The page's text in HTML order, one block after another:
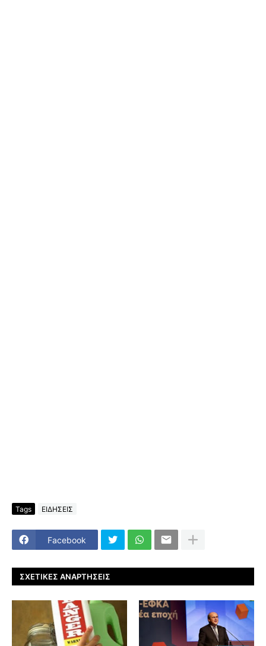
Tags ΕΙΔΗΣΕΙΣ
Facebook
ΣΧΕΤΙΚΈΣ ΑΝΑΡΤΉΣΕΙΣ